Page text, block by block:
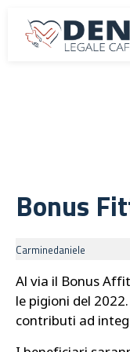
Bonus
Carminedaniele
Al via il Bonus
le pigioni del
contributi ad